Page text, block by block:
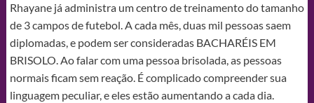
Rhayane já administra um centro de treinamento do tamanho
de 3 campos de futebol. A cada mês, duas mil pessoas saem
diplomadas, e podem ser consideradas BACHARÉIS EM
BRISOLO. Ao falar com uma pessoa brisolada, as pessoas
normais ficam sem reação. É complicado compreender sua
linguagem peculiar, e eles estão aumentando a cada dia.